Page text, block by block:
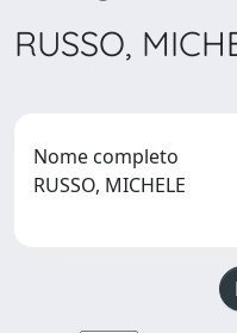
RUSSO,
Nome completo
RUSSO, MICHELE